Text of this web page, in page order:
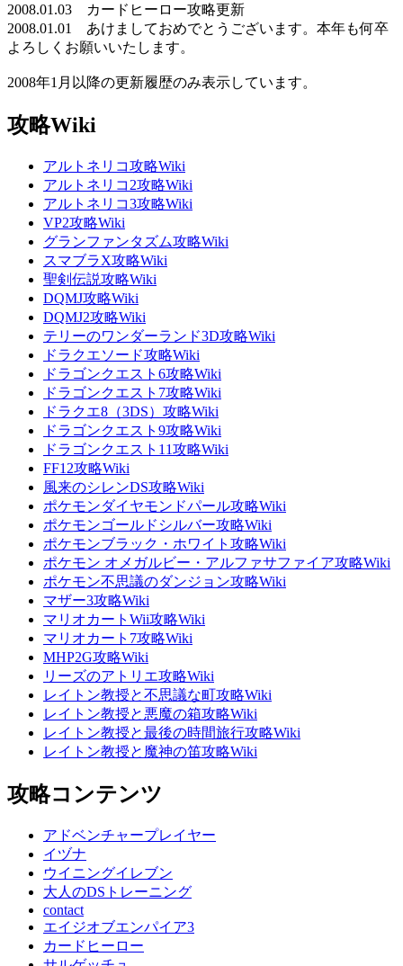
2008.01.03 カードヒーロー攻略更新
2008.01.01 あけましておめでとうございます。本年も何卒
よろしくお願いいたします。
2008年1月以降の更新履歴のみ表示しています。
攻略Wiki
アルトネリコ攻略Wiki
アルトネリコ2攻略Wiki
アルトネリコ3攻略Wiki
VP2攻略Wiki
グランファンタズム攻略Wiki
スマブラX攻略Wiki
聖剣伝説攻略Wiki
DQMJ攻略Wiki
DQMJ2攻略Wiki
テリーのワンダーランド3D攻略Wiki
ドラクエソード攻略Wiki
ドラゴンクエスト6攻略Wiki
ドラゴンクエスト7攻略Wiki
ドラクエ8（3DS）攻略Wiki
ドラゴンクエスト9攻略Wiki
ドラゴンクエスト11攻略Wiki
FF12攻略Wiki
風来のシレンDS攻略Wiki
ポケモンダイヤモンドパール攻略Wiki
ポケモンゴールドシルバー攻略Wiki
ポケモンブラック・ホワイト攻略Wiki
ポケモン オメガルビー・アルファサファイア攻略Wiki
ポケモン不思議のダンジョン攻略Wiki
マザー3攻略Wiki
マリオカートWii攻略Wiki
マリオカート7攻略Wiki
MHP2G攻略Wiki
リーズのアトリエ攻略Wiki
レイトン教授と不思議な町攻略Wiki
レイトン教授と悪魔の箱攻略Wiki
レイトン教授と最後の時間旅行攻略Wiki
レイトン教授と魔神の笛攻略Wiki
攻略コンテンツ
アドベンチャープレイヤー
イヅナ
ウイニングイレブン
大人のDSトレーニング
contact
エイジオブエンパイア3
カードヒーロー